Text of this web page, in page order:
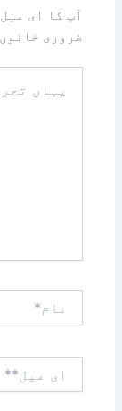
آپ کا ای
ضروری
تحریر
میل**